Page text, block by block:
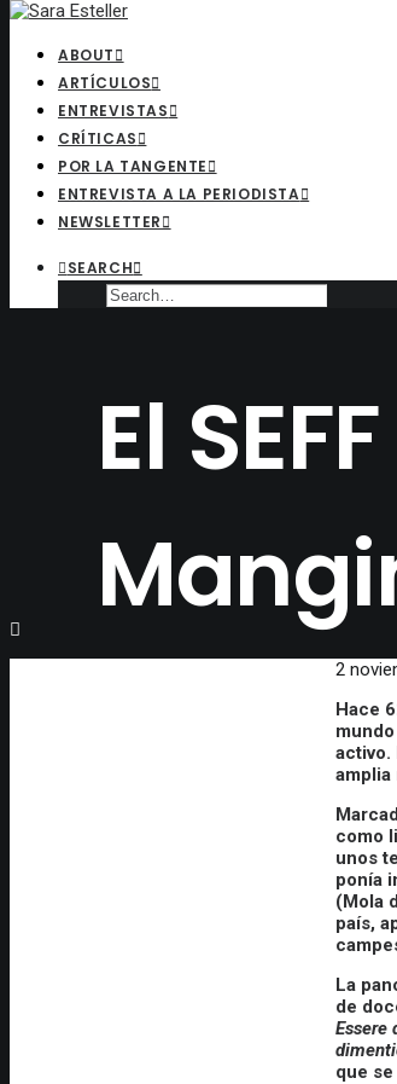
ABOUT
ARTÍCULOS
ENTREVISTAS
CRÍTICAS
POR LA TANGENTE
ENTREVISTA A LA PERIODISTA
NEWSLETTER
SEARCH
El
2
Hace
activo.
amplia
como
unos
ponía
(Mola
país,
La
de
Essere
que